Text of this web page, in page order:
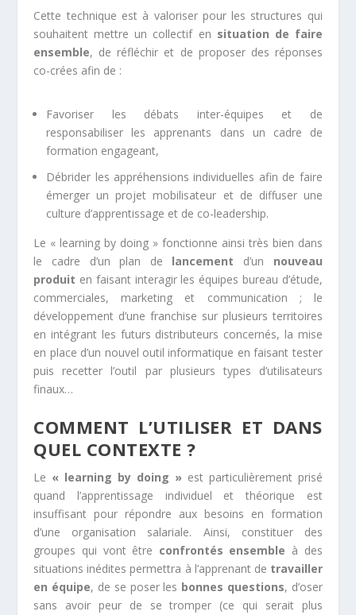
Cette technique est à valoriser pour les structures qui
souhaitent mettre un collectif en situation de faire
ensemble, de réfléchir et de proposer des réponses
co-crées afin de :
Favoriser les débats inter-équipes et de
responsabiliser les apprenants dans un cadre de
formation engageant,
Débrider les appréhensions individuelles afin de faire
émerger un projet mobilisateur et de diffuser une
culture d’apprentissage et de co-leadership.
Le « learning by doing » fonctionne ainsi très bien dans
le cadre d’un plan de lancement d’un nouveau
produit en faisant interagir les équipes bureau d’étude,
commerciales, marketing et communication ; le
développement d’une franchise sur plusieurs territoires
en intégrant les futurs distributeurs concernés, la mise
en place d’un nouvel outil informatique en faisant tester
puis recetter l’outil par plusieurs types d’utilisateurs
finaux…
COMMENT L’UTILISER ET DANS
QUEL CONTEXTE ?
Le « learning by doing »est particulièrement prisé
quand l’apprentissage individuel et théorique est
insuffisant pour répondre aux besoins en formation
d’une organisation salariale. Ainsi, constituer des
groupes qui vont être confrontés ensemble à des
situations inédites permettra à l’apprenant de travailler
en équipe, de se poser les bonnes questions, d’oser
sans avoir peur de se tromper (ce qui serait plus